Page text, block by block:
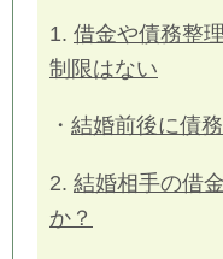
1. 借金や債務整
制限はない
・ 結婚前後に債
2. 結婚相手の借
か？